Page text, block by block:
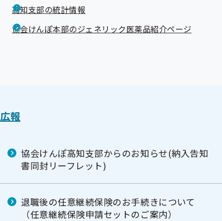
高知支部の統計情報
協会けんぽ本部のジェネリック医薬品紹介ページ
広報
協会けんぽ高知支部からのお知らせ(納入告知
書同封リーフレット)
退職後の任意継続保険のお手続きについて
（任意継続保険申請セットのご案内）